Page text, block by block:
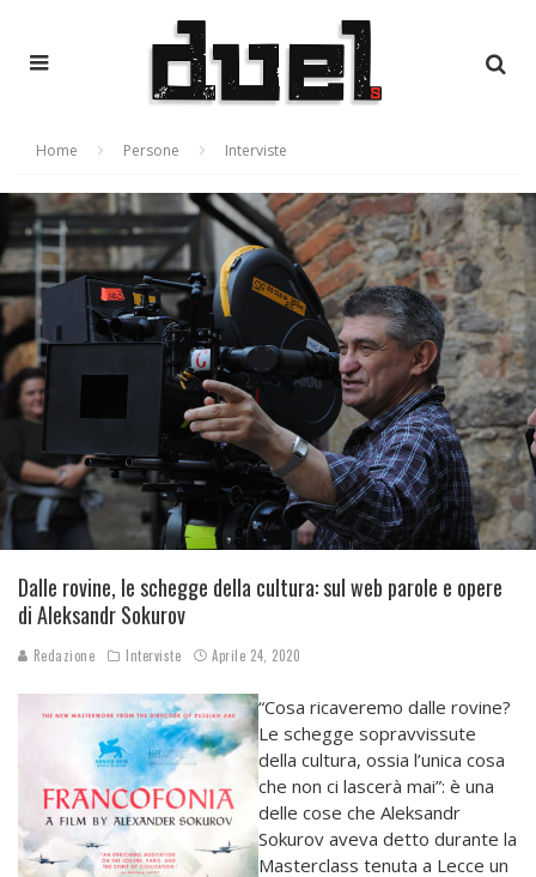
Home Persone Interviste
Dalle rovine, le schegge della cultura: sul web parole e opere
di Aleksandr Sokurov
Redazione Interviste Aprile 24, 2020
“Cosa ricaveremo dalle rovine?
Le schegge sopravvissute
della cultura, ossia l’unica cosa
che non ci lascerà mai”: è una
delle cose che Aleksandr
Sokurov aveva detto durante la
Masterclass tenuta a Lecce un